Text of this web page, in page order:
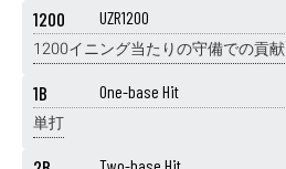
1200 UZR1200
1200イニング当たりの守備での貢献
1B One-base Hit
単打